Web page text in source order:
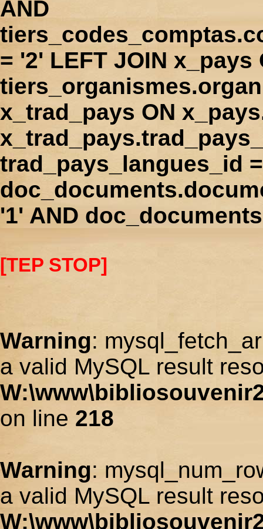
AND
= '2' LEFT JOIN
x_trad_pays ON
trad_pays_langues_id
'1' AND
[TEP STOP]
Warning:
a valid MySQL result
on line 218
Warning:
a valid MySQL result